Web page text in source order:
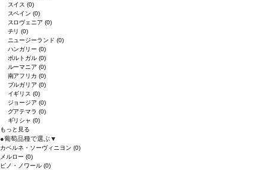
スイス(0)
スペイン(0)
スロヴェニア(0)
チリ(0)
ニュージーランド(0)
ハンガリー(0)
ポルトガル(0)
ルーマニア(0)
南アフリカ(0)
ブルガリア(0)
イギリス(0)
ジョージア(0)
グアテマラ(0)
ギリシャ(0)
もっと見る
●葡萄品種で選ぶ▼
カベルネ・ソーヴィニヨン (0)
メルロー (0)
ピノ・ノワール (0)